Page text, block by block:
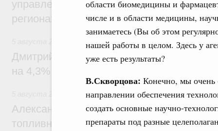
области биомедицины и
числе и в области медицины,
занимаетесь (Вы об этом
нашей работы в целом. Здесь у
уже есть результаты?
В.Скворцова: Конечно, мы очень
направлении обеспечения
создать основные научно-
препараты под разные
управление «ДОМ.РФ» перейдёт более
регионах
Внутренний и въездной туризм
Дмитрий Чернышенко: Внутренний
на 4,3%, въездной – на 20,1%
Оборот бензина и дизельного топлива
Александр Новак провёл совещание по
топливном рынке